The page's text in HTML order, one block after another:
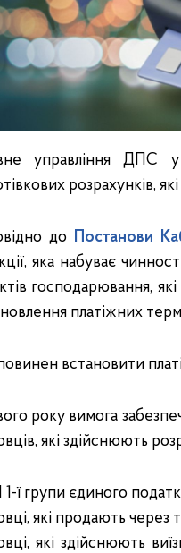
управління ДПС
розрахунків,
до Постанови
яка набуває
господарювання,
платіжних
встановити
року вимога
які здійснюють
ї групи єдиного
які продають через
які здійснюють